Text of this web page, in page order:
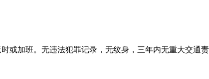
或加班。无违法犯罪记录，无纹身，三年内无重大交通